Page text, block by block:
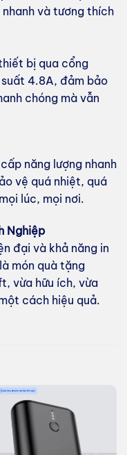
và tương thích
bị qua cổng
4.8A, đảm bảo
chóng mà vẫn
năng lượng nhanh
vệ quá nhiệt, quá
lúc, mọi nơi.
Nghiệp
đại và khả năng in
món quà tặng
vừa hữu ích, vừa
cách hiệu quả.